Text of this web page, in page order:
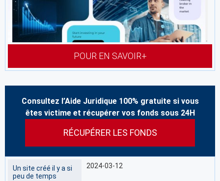
POUR EN SAVOIR+
Consultez l’Aide Juridique 100% gratuite si vous
êtes victime et récupérer vos fonds sous 24H
RÉCUPÉRER LES FONDS
Un site créé il y a si
peu de temps
2024-03-12